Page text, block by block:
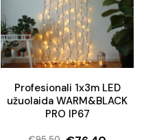
Profesionali 1x3m LED
užuolaida WARM&BLACK
PRO IP67